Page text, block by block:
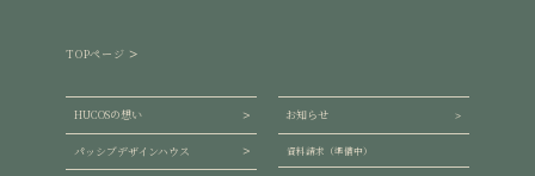
TOPページ
HUCOSの想い
パッシブデザインハウス
お知らせ
資料請求（準備中）